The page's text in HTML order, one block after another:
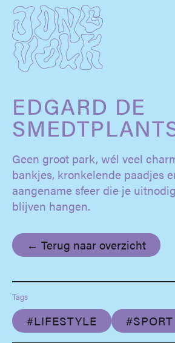
EDGARD DE
Geen groot park, wél veel
bankjes, kronkelende paadjes
aangename sfeer die je
blijven hangen.
← Terug naar overzicht
Tags
#LIFESTYLE #SPORT